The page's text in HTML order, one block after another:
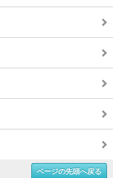
ページの先頭へ戻る